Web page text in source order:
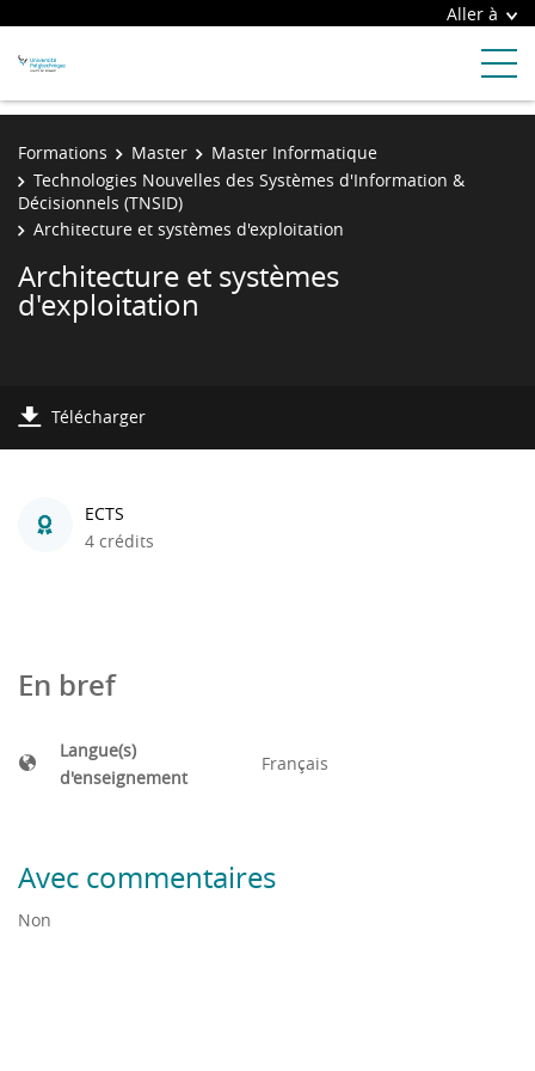
Aller à
Formations Master
Master Informatique
Technologies Nouvelles des Systèmes d'Information &
Décisionnels (TNSID)
Architecture et systèmes d'exploitation
Architecture et systèmes
d'exploitation
Télécharger
ECTS
4 crédits
En bref
Langue(s)
d'enseignement
Français
Avec commentaires
Non